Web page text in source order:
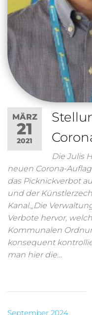
MÄRZ
21
2021
Die Julis
neuen Corona-
das Picknickverbot
und der
Kanal.„Die
Verbote hervor,
Kommunalen
konsequent
man hier die…
September 2024